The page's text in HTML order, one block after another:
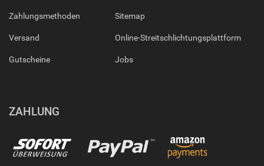
Zahlungsmethoden
Versand
Gutscheine
Sitemap
Online-Streitschlichtungsplattform
Jobs
ZAHLUNG